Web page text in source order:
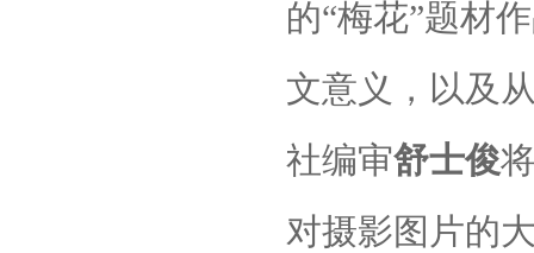
的“梅花”题材
文意义，以及
社编审舒士俊
对摄影图片的